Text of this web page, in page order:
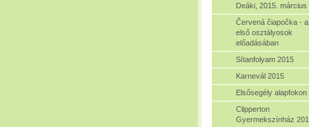
Deáki, 2015. március
Červená čiapočka -
első osztályosok
előadásában
Sítanfolyam 2015
Karnevál 2015
Elsősegély alapfokon
Clipperton
Gyermekszínház